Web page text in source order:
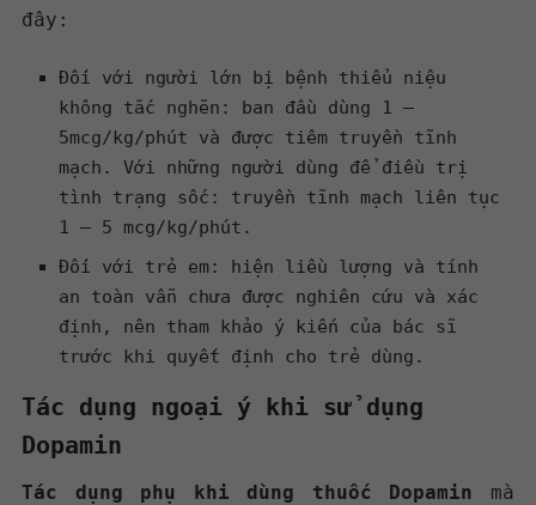
đây:
Đối với người lớn bị bệnh thiểu niệu
không tắc nghẽn: ban đầu dùng 1 –
5mcg/kg/phút và được tiêm truyền tĩnh
mạch. Với những người dùng để điều trị
tình trạng sốc: truyền tĩnh mạch liên tục
1 – 5 mcg/kg/phút.
Đối với trẻ em: hiện liều lượng và tính
an toàn vẫn chưa được nghiên cứu và xác
định, nên tham khảo ý kiến của bác sĩ
trước khi quyết định cho trẻ dùng.
Tác dụng ngoại ý khi sử dụng
Dopamin
Tác dụng phụ khi dùng thuốc Dopamin mà